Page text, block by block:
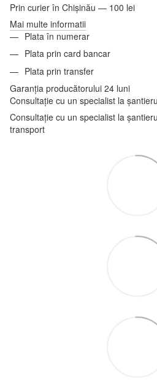
Prin curier în Chișinău — 100 lei
Mai multe informatii
Plata în numerar
Plata prin card bancar
Plata prin transfer
Garanția producătorului 24 luni
Consultație cu un specialist la
Consultație cu un specialist la
transport